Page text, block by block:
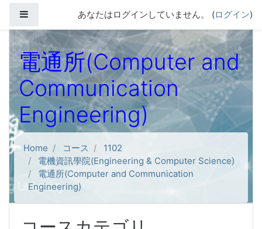
サイドパネルあなたはログインしていません。 (ログイン)
電通所(Computer and
Communication
Engineering)
Home コース
1102
電機資訊學院(Engineering & Computer Science)
電通所(Computer and Communication
Engineering)